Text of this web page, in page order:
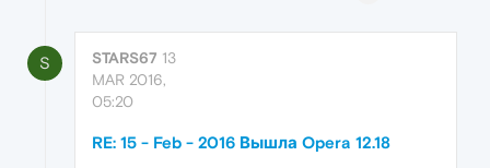
S STARS67 13
MAR 2016,
05:20
RE: 15 - Feb - 2016 Вышла Opera 12.18